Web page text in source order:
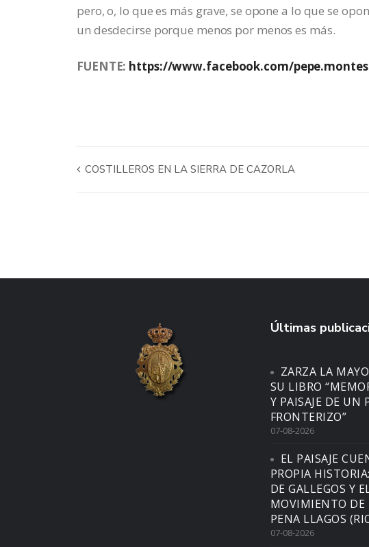
pero, o, lo que es más grave, se opone a lo que se
un desdecirse porque menos por menos es más.
FUENTE: https://www.facebook.com/
COSTILLEROS EN LA SIERRA DE CAZORLA
Últimas
ZARZA LA
SU LIBRO
Y PAISAJE DE UN
FRONTERIZO”
07-08-2026
EL PAISAJE
PROPIA
DE GALLEGOS Y
MOVIMIENTO DE
PENA LLAGOS
07-08-2026